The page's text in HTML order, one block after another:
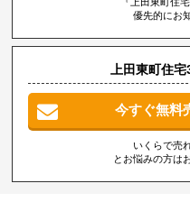
優先的にお
上田東町住
今すぐ無料
いくらで売
とお悩みの方は